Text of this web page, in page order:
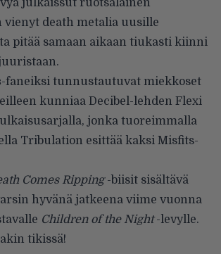
julkaissut ruotsalainen
vienyt death metalia uusille
pitää samaan aikaan tiukasti kiinni
-faneiksi tunnustautuvat miekkoset
kunniaa Decibel-lehden Flexi
jonka tuoreimmalla
Tribulation esittää kaksi Misfits-
Comes Ripping-biisit sisältävä
hyvänä jatkeena viime vuonna
Children of the Night-levylle.
tikissä!